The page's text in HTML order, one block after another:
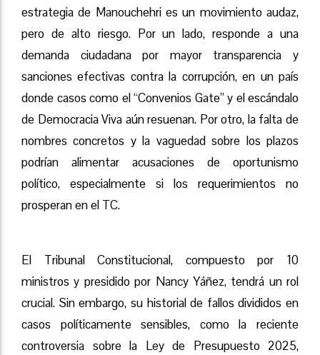
estrategia de Manouchehri es un movimiento audaz,
pero de alto riesgo. Por un lado, responde a una
demanda ciudadana por mayor transparencia y
sanciones efectivas contra la corrupción, en un país
donde casos como el “Convenios Gate” y el escándalo
de Democracia Viva aún resuenan. Por otro, la falta de
nombres concretos y la vaguedad sobre los plazos
podrían alimentar acusaciones de oportunismo
político, especialmente si los requerimientos no
prosperan en el TC.
El Tribunal Constitucional, compuesto por 10
ministros y presidido por Nancy Yáñez, tendrá un rol
crucial. Sin embargo, su historial de fallos divididos en
casos políticamente sensibles, como la reciente
controversia sobre la Ley de Presupuesto 2025,